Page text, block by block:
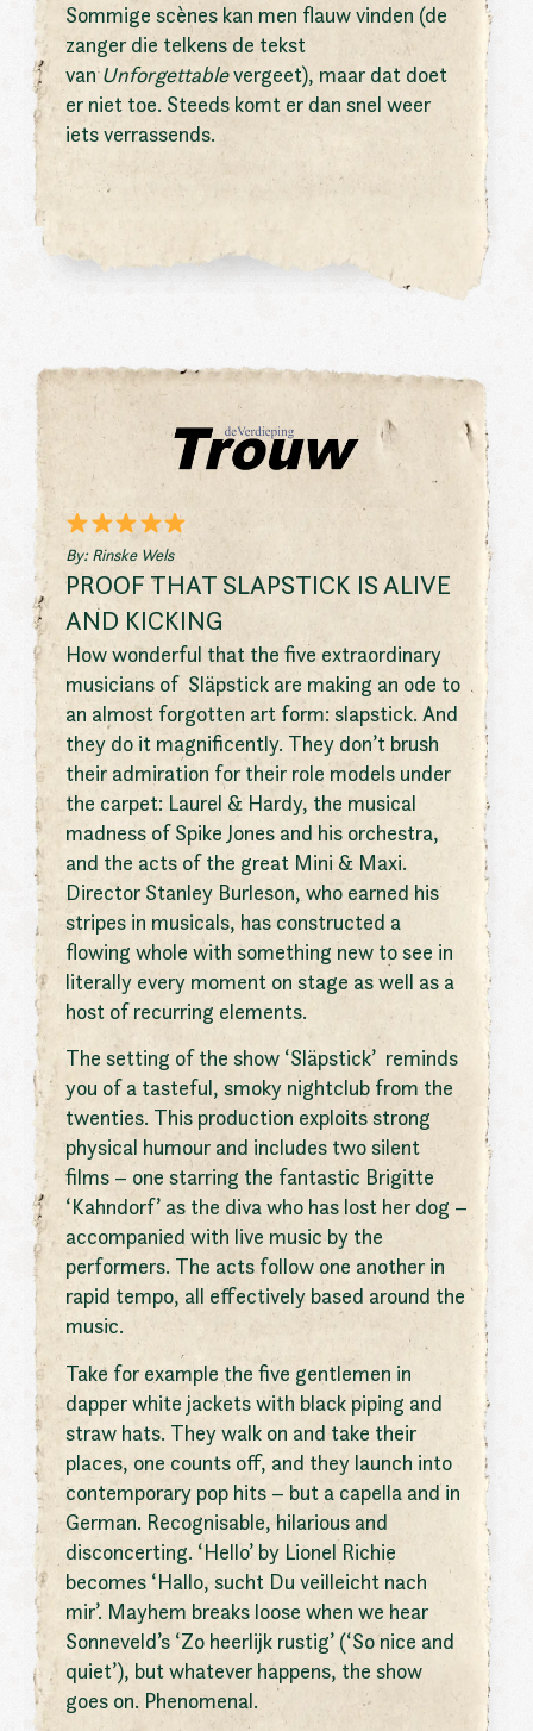
Sommige scènes kan men flauw vinden (de
zanger die telkens de tekst
vanUnforgettablevergeet), maar dat doet
er niet toe. Steeds komt er dan snel weer
iets verrassends.
By: Rinske Wels
PROOF THAT SLAPSTICK IS ALIVE
AND KICKING
How wonderful that the five extraordinary
musicians of Släpstick are making an ode to
an almost forgotten art form: slapstick. And
they do it magnificently. They don’t brush
their admiration for their role models under
the carpet: Laurel & Hardy, the musical
madness of Spike Jones and his orchestra,
and the acts of the great Mini & Maxi.
Director Stanley Burleson, who earned his
stripes in musicals, has constructed a
flowing whole with something new to see in
literally every moment on stage as well as a
host of recurring elements.
The setting of the show ‘Släpstick’ reminds
you of a tasteful, smoky nightclub from the
twenties. This production exploits strong
physical humour and includes two silent
films – one starring the fantastic Brigitte
‘Kahndorf’ as the diva who has lost her dog –
accompanied with live music by the
performers. The acts follow one another in
rapid tempo, all effectively based around the
music.
Take for example the five gentlemen in
dapper white jackets with black piping and
straw hats. They walk on and take their
places, one counts off, and they launch into
contemporary pop hits – but a capella and in
German. Recognisable, hilarious and
disconcerting. ‘Hello’ by Lionel Richie
becomes ‘Hallo, sucht Du veilleicht nach
mir’. Mayhem breaks loose when we hear
Sonneveld’s ‘Zo heerlijk rustig’ (‘So nice and
quiet’), but whatever happens, the show
goes on. Phenomenal.